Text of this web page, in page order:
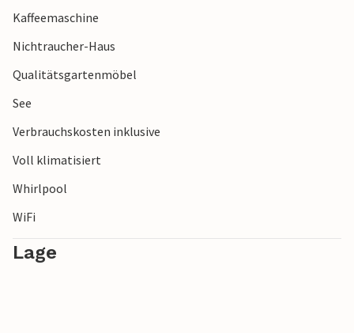
Kaffeemaschine
Nichtraucher-Haus
Qualitätsgartenmöbel
See
Verbrauchskosten inklusive
Voll klimatisiert
Whirlpool
WiFi
Lage